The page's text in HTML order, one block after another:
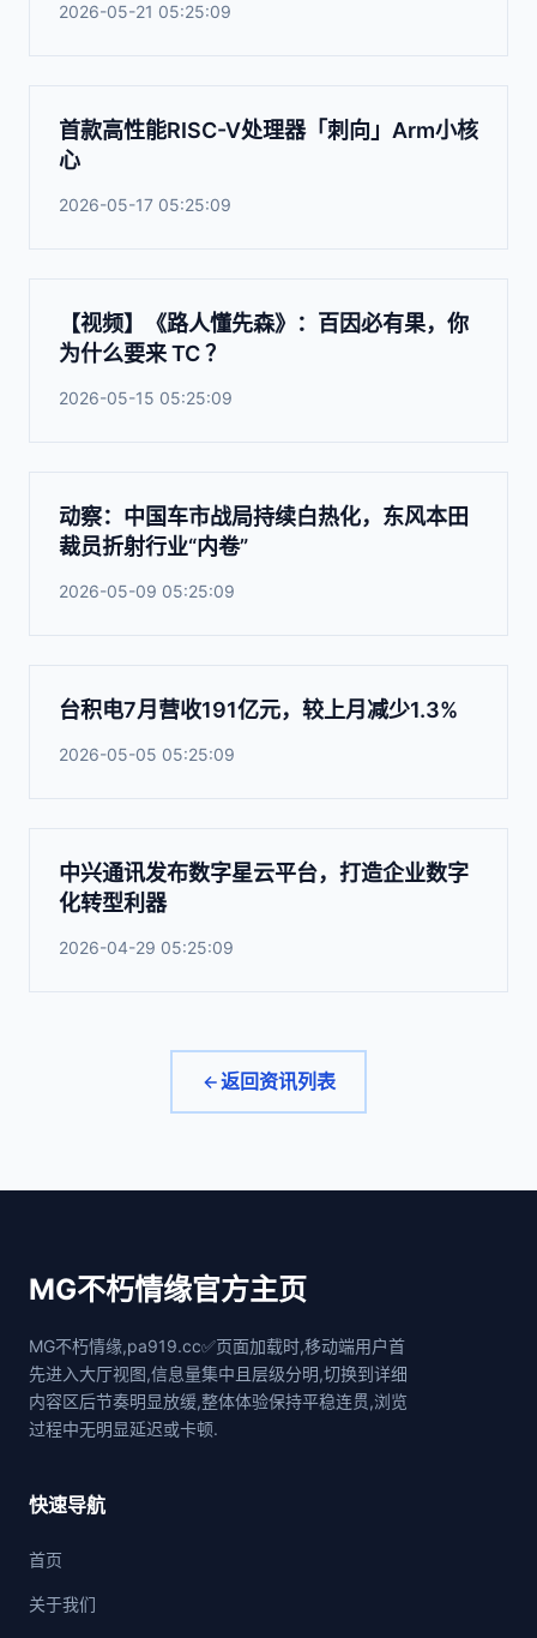
2026-05-21 05:25:09
首款高性能RISC-V处理器「刺向」Arm小核
心
2026-05-17 05:25:09
【视频】《路人懂先森》：百因必有果，你
为什么要来 TC ？
2026-05-15 05:25:09
动察：中国车市战局持续白热化，东风本田
裁员折射行业“内卷”
2026-05-09 05:25:09
台积电7月营收191亿元，较上月减少1.3%
2026-05-05 05:25:09
中兴通讯发布数字星云平台，打造企业数字
化转型利器
2026-04-29 05:25:09
返回资讯列表
MG不朽情缘官方主页
MG不朽情缘,pa919.cc✅页面加载时,移动端用户首
先进入大厅视图,信息量集中且层级分明,切换到详细
内容区后节奏明显放缓,整体体验保持平稳连贯,浏览
过程中无明显延迟或卡顿.
快速导航
首页
关于我们